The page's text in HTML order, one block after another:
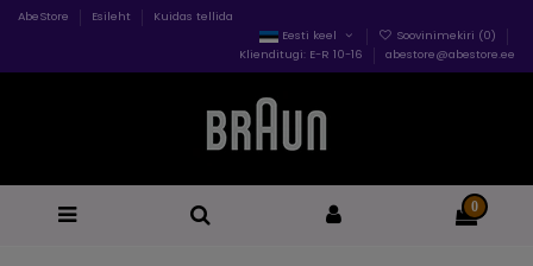
AbeStore Esileht
Kuidas tellida
Eesti keel
Soovinimekiri (0)
Klienditugi: E-R 10-16
abestore@abestore.ee
0